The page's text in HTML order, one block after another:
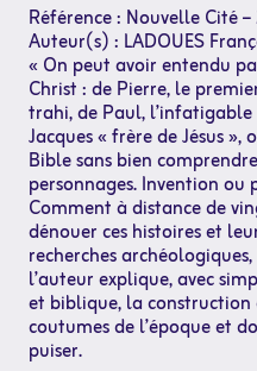
Référence : Nouvelle Cité
Auteur(s) : LADOUES
« On peut avoir entendu
Christ : de Pierre, le
trahi, de Paul,
Jacques « frère de Jésus
Bible sans bien
personnages. Invention ou
Comment à distance de
dénouer ces histoires et
recherches
l’auteur explique, avec
et biblique, la construction
coutumes de l’époque et
puiser.